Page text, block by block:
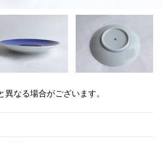
なる場合がございます。